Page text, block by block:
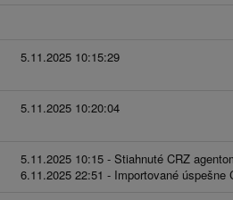
5.11.2025 10:15:29
5.11.2025 10:20:04
5.11.2025 10:15 - Stiahnuté CRZ
6.11.2025 22:51 - Importované úspešne